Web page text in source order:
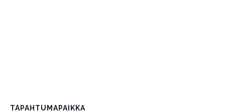
TAPAHTUMAPAIKKA